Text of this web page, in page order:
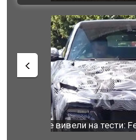
Вийшов трейлер